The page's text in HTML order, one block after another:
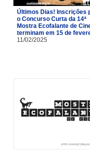
Últimos Dias! Inscrições
o Concurso Curta da 14ª
Mostra Ecofalante de
terminam em 15 de
11/02/2025